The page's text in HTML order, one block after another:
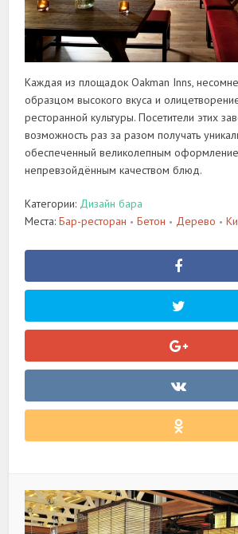
Каждая из площадок Oakman Inns,
образцом высокого вкуса и
ресторанной культуры. Посетители этих
возможность раз за разом получать
обеспеченный великолепным
непревзойдённым качеством блюд.
Категории: Дизайн бара
Места:Бар-ресторан • Бетон • Дерево •